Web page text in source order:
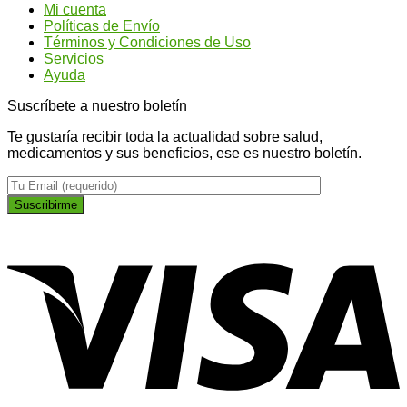
Ginseng?
Mi cuenta
Políticas de Envío
Términos y Condiciones de Uso
Servicios
Ayuda
Suscríbete a nuestro boletín
Te gustaría recibir toda la actualidad sobre salud,
medicamentos y sus beneficios, ese es nuestro boletín.